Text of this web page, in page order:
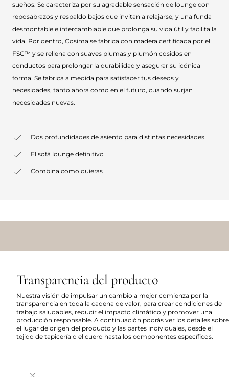
sueños. Se caracteriza por su agradable sensación de lounge con
reposabrazos y respaldo bajos que invitan a relajarse, y una funda
desmontable e intercambiable que prolonga su vida útil y facilita la
vida. Por dentro, Cosima se fabrica con madera certificada por el
FSC™ y se rellena con suaves plumas y plumón cosidos en
conductos para prolongar la durabilidad y asegurar su icónica
forma. Se fabrica a medida para satisfacer tus deseos y
necesidades, tanto ahora como en el futuro, cuando surjan
necesidades nuevas.
Dos profundidades de asiento para distintas necesidades
El sofá lounge definitivo
Combina como quieras
Transparencia del producto
Nuestra visión de impulsar un cambio a mejor comienza por la
transparencia en toda la cadena de valor, para crear condiciones de
trabajo saludables, reducir el impacto climático y promover una
producción responsable. A continuación podrás ver los detalles sobre
el lugar de origen del producto y las partes individuales, desde el
tejido de tapicería o el cuero hasta los componentes específicos.